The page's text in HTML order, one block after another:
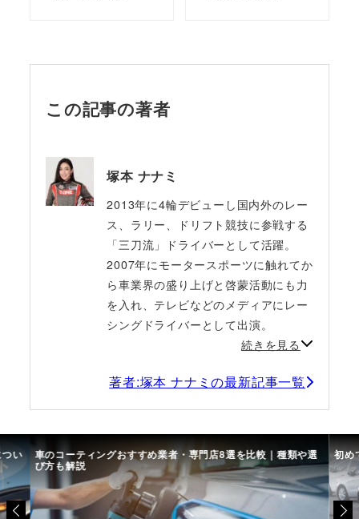
この記事の著者
塚本 ナナミ
2013年に4輪デビューし国内外のレー
ス、ラリー、ドリフト競技に参戦する
「三刀流」ドライバーとして活躍。
2007年にモータースポーツに触れてか
ら車業界の盛り上げと啓蒙活動にも力
を入れ、テレビなどのメディアにレー
シングドライバーとして出演。
続きを見る
著者:塚本 ナナミの最新記事一覧
い 車のコーティングおすすめ業者・専門店8選を比較｜種類や選
び方も解説
初め